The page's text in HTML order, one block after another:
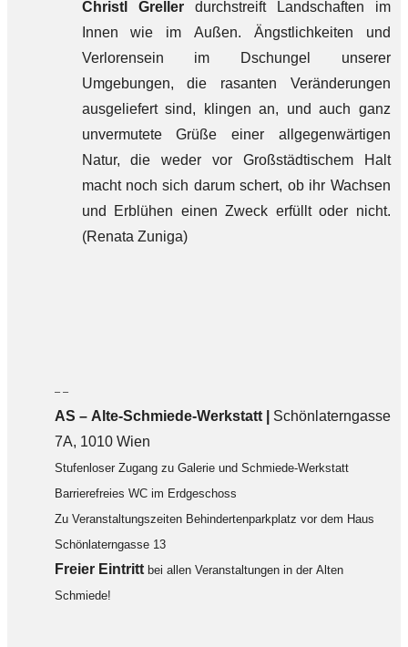
Christl Grellerdurchstreift Landschaften im
Innen wie im Außen. Ängstlichkeiten und
Verlorensein im Dschungel unserer
Umgebungen, die rasanten Veränderungen
ausgeliefert sind, klingen an, und auch ganz
unvermutete Grüße einer allgegenwärtigen
Natur, die weder vor Großstädtischem Halt
macht noch sich darum schert, ob ihr Wachsen
und Erblühen einen Zweck erfüllt oder nicht.
(Renata Zuniga)
– –
AS – Alte-Schmiede-Werkstatt | Schönlaterngasse
7A, 1010 Wien
Stufenloser Zugang zu Galerie und Schmiede-Werkstatt
Barrierefreies WC im Erdgeschoss
Zu Veranstaltungszeiten Behindertenparkplatz vor dem Haus
Schönlaterngasse 13
Freier Eintritt bei allen Veranstaltungen in der Alten
Schmiede!